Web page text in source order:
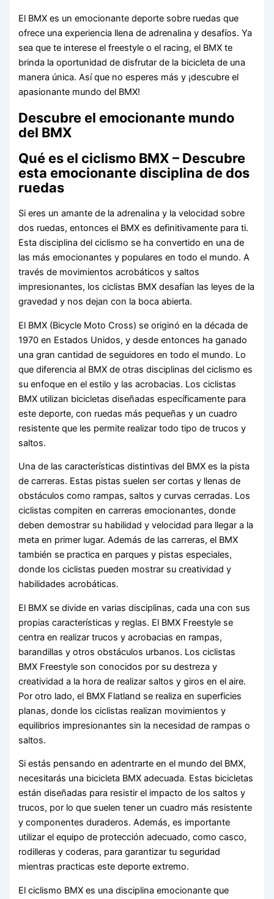
El BMX es un emocionante deporte sobre ruedas que
ofrece una experiencia llena de adrenalina y desafíos. Ya
sea que te interese el freestyle o el racing, el BMX te
brinda la oportunidad de disfrutar de la bicicleta de una
manera única. Así que no esperes más y ¡descubre el
apasionante mundo del BMX!
Descubre el emocionante mundo
del BMX
Qué es el ciclismo BMX – Descubre
esta emocionante disciplina de dos
ruedas
Si eres un amante de la adrenalina y la velocidad sobre
dos ruedas, entonces el BMX es definitivamente para ti.
Esta disciplina del ciclismo se ha convertido en una de
las más emocionantes y populares en todo el mundo. A
través de movimientos acrobáticos y saltos
impresionantes, los ciclistas BMX desafían las leyes de la
gravedad y nos dejan con la boca abierta.
El BMX (Bicycle Moto Cross) se originó en la década de
1970 en Estados Unidos, y desde entonces ha ganado
una gran cantidad de seguidores en todo el mundo. Lo
que diferencia al BMX de otras disciplinas del ciclismo es
su enfoque en el estilo y las acrobacias. Los ciclistas
BMX utilizan bicicletas diseñadas específicamente para
este deporte, con ruedas más pequeñas y un cuadro
resistente que les permite realizar todo tipo de trucos y
saltos.
Una de las características distintivas del BMX es la pista
de carreras. Estas pistas suelen ser cortas y llenas de
obstáculos como rampas, saltos y curvas cerradas. Los
ciclistas compiten en carreras emocionantes, donde
deben demostrar su habilidad y velocidad para llegar a la
meta en primer lugar. Además de las carreras, el BMX
también se practica en parques y pistas especiales,
donde los ciclistas pueden mostrar su creatividad y
habilidades acrobáticas.
El BMX se divide en varias disciplinas, cada una con sus
propias características y reglas. El BMX Freestyle se
centra en realizar trucos y acrobacias en rampas,
barandillas y otros obstáculos urbanos. Los ciclistas
BMX Freestyle son conocidos por su destreza y
creatividad a la hora de realizar saltos y giros en el aire.
Por otro lado, el BMX Flatland se realiza en superficies
planas, donde los ciclistas realizan movimientos y
equilibrios impresionantes sin la necesidad de rampas o
saltos.
Si estás pensando en adentrarte en el mundo del BMX,
necesitarás una bicicleta BMX adecuada. Estas bicicletas
están diseñadas para resistir el impacto de los saltos y
trucos, por lo que suelen tener un cuadro más resistente
y componentes duraderos. Además, es importante
utilizar el equipo de protección adecuado, como casco,
rodilleras y coderas, para garantizar tu seguridad
mientras practicas este deporte extremo.
El ciclismo BMX es una disciplina emocionante que